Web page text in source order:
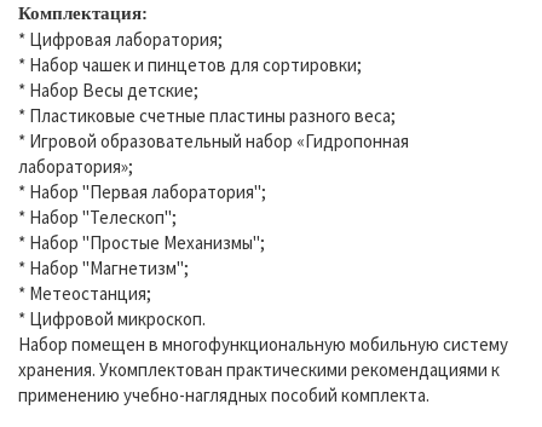
Комплектация:
* Цифровая лаборатория;
* Набор чашек и пинцетов для сортировки;
* Набор Весы детские;
* Пластиковые счетные пластины разного веса;
* Игровой образовательный набор «Гидропонная
лаборатория»;
* Набор "Первая лаборатория";
* Набор "Телескоп";
* Набор "Простые Механизмы";
* Набор "Магнетизм";
* Метеостанция;
* Цифровой микроскоп.
Набор помещен в многофункциональную мобильную систему
хранения. Укомплектован практическими рекомендациями к
применению учебно-наглядных пособий комплекта.